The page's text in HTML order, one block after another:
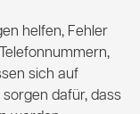
helfen, Fehler
sich auf
dafür, dass